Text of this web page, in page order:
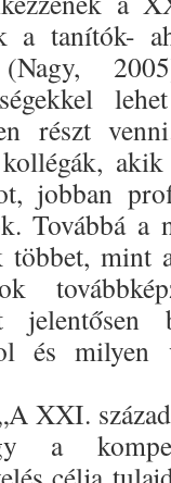
a tanítók-
(Nagy,
részt
akik
jobban
Továbbá
mint
jelentősen
és milyen
XXI.
a